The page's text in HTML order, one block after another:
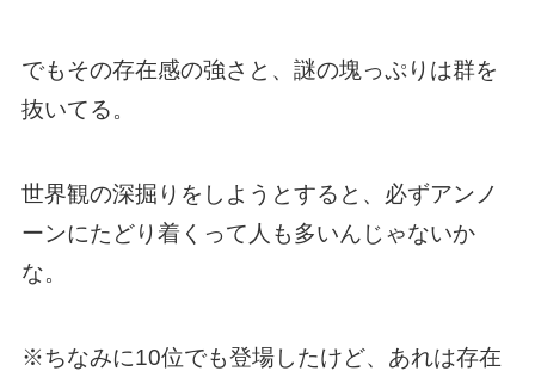
でもその存在感の強さと、謎の塊っぷりは群を
抜いてる。
世界観の深掘りをしようとすると、必ずアンノ
ーンにたどり着くって人も多いんじゃないか
な。
※ちなみに10位でも登場したけど、あれは存在